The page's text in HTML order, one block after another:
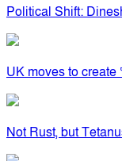
Political Shift:
UK moves to create
Not Rust, but